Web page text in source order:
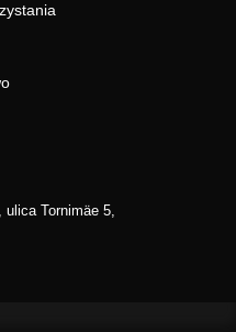
Tornimäe 5,